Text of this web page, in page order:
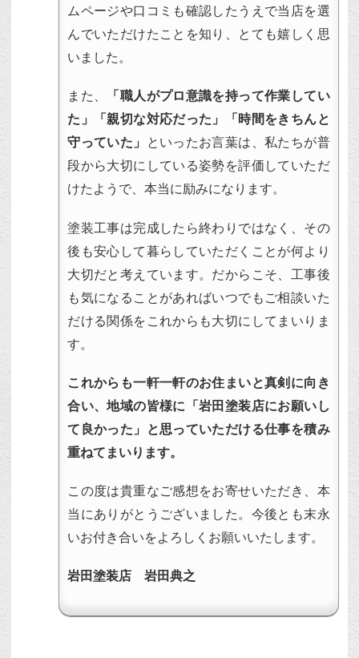
ムページや口コミも確認したうえで当店を選
んでいただけたことを知り、とても嬉しく思
いました。
また、
「職人がプロ意識を持って作業してい
た」「親切な対応だった」「時間をきちんと
守っていた」
といったお言葉は、私たちが普
段から大切にしている姿勢を評価していただ
けたようで、本当に励みになります。
塗装工事は完成したら終わりではなく、その
後も安心して暮らしていただくことが何より
大切だと考えています。だからこそ、工事後
も気になることがあればいつでもご相談いた
だける関係をこれからも大切にしてまいりま
す。
これからも一軒一軒のお住まいと真剣に向き
合い、地域の皆様に「岩田塗装店にお願いし
て良かった」と思っていただける仕事を積み
重ねてまいります。
この度は貴重なご感想をお寄せいただき、本
当にありがとうございました。今後とも末永
いお付き合いをよろしくお願いいたします。
岩田塗装店 岩田典之